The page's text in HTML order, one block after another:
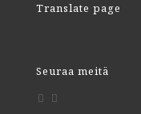
Translate page
Seuraa meitä